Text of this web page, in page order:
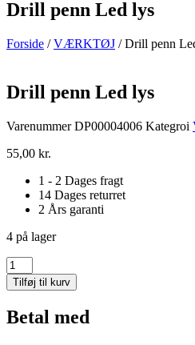
Drill penn Led lys
Forside /VÆRKTØJ / Drill penn
Drill penn Led lys
VarenummerDP00004006 Kategroi
55,00 kr.
1 - 2 Dages fragt
14 Dages returret
2 Års garanti
4 på lager
Drill
penn
Led
antal
Tilføj til kurv
Betal med